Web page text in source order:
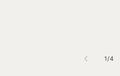
1/of
4